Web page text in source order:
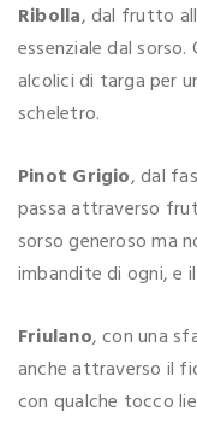
Ribolla, dal frutto
essenziale dal sorso.
alcolici di targa per
scheletro.
Pinot Grigio, dal
passa attraverso
sorso generoso ma
imbandite di ogni, e
Friulano, con una
anche attraverso il
con qualche tocco